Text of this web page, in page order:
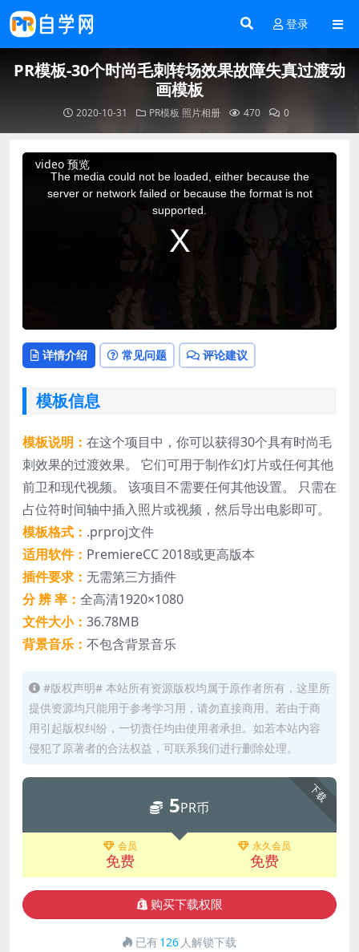
登录
PR模板-30个时尚毛刺转场效果故障失真过渡动
画模板
2020-10-31 PR模板 照片相册 470 0
video 预览
This
The media could not be loaded, either because the
server or network failed or because the format is not
supported.
详情介绍 常见问题 评论建议
模板信息
模板说明： 在这个项目中，你可以获得30个具有时尚毛
刺效果的过渡效果。 它们可用于制作幻灯片或任何其他
前卫和现代视频。 该项目不需要任何其他设置。 只需在
占位符时间轴中插入照片或视频，然后导出电影即可。
模板格式： .prproj文件
适用软件： PremiereCC 2018或更高版本
插件要求： 无需第三方插件
分 辨 率： 全高清1920×1080
文件大小： 36.78MB
背景音乐： 不包含背景音乐
#版权声明# 本站所有资源版权均属于原作者所有，这里所
提供资源均只能用于参考学习用，请勿直接商用。若由于商
用引起版权纠纷，一切责任均由使用者承担。如若本站内容
侵犯了原著者的合法权益，可联系我们进行删除处理。
下载
5PR币
会员
免费
永久会员
免费
购买下载权限
已有126 人解锁下载